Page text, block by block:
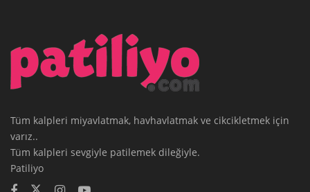
Tüm kalpleri miyavlatmak, havhavlatmak ve cikcikletmek için
varız..
Tüm kalpleri sevgiyle patilemek dileğiyle.
Patiliyo